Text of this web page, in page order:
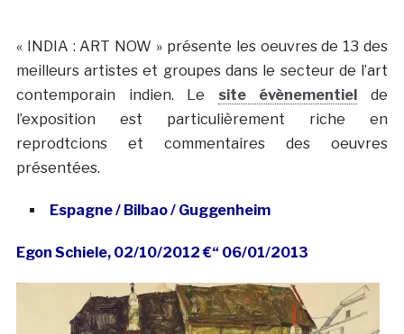
« INDIA : ART NOW » présente les oeuvres de 13 des
meilleurs artistes et groupes dans le secteur de l’art
contemporain indien. Le site évènementiel
de
l’exposition est particulièrement riche en
reprodtcions et commentaires des oeuvres
présentées.
Espagne / Bilbao / Guggenheim
Egon Schiele, 02/10/2012 €“ 06/01/2013